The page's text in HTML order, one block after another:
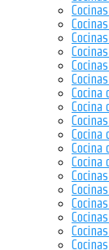
Cocina
Cocina
Cocina
Cocina
Cocina